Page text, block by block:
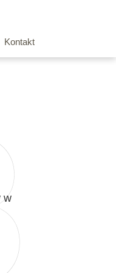
Kontakt
w